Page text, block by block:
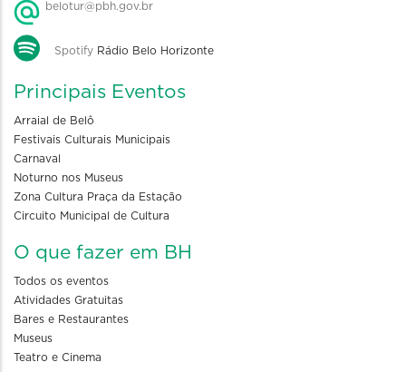
belotur@pbh.gov.br
Spotify Rádio Belo Horizonte
Principais Eventos
Arraial de Belô
Festivais Culturais Municipais
Carnaval
Noturno nos Museus
Zona Cultura Praça da Estação
Circuito Municipal de Cultura
O que fazer em BH
Todos os eventos
Atividades Gratuitas
Bares e Restaurantes
Museus
Teatro e Cinema